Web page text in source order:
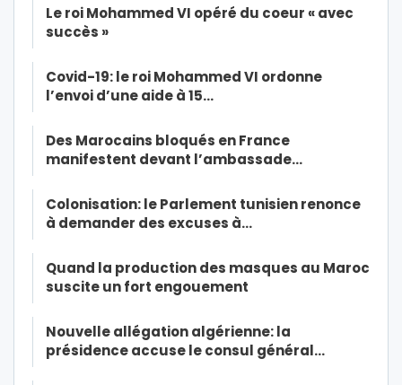
Le roi Mohammed VI opéré du coeur « avec
succès »
Covid-19: le roi Mohammed VI ordonne
l’envoi d’une aide à 15…
Des Marocains bloqués en France
manifestent devant l’ambassade…
Colonisation: le Parlement tunisien renonce
à demander des excuses à…
Quand la production des masques au Maroc
suscite un fort engouement
Nouvelle allégation algérienne: la
présidence accuse le consul général…